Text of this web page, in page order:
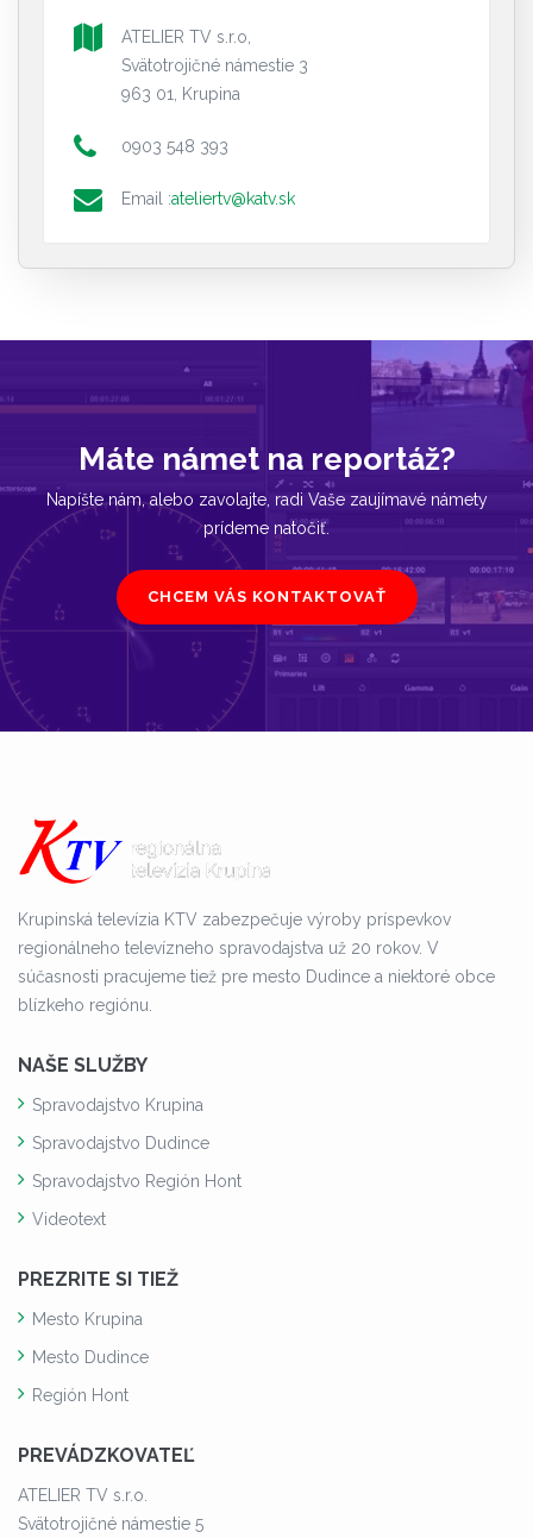
ATELIER TV s.r.o,
Svätotrojičné námestie 3
963 01, Krupina
0903 548 393
Email :ateliertv@katv.sk
Máte námet na reportáž?
Napíšte nám, alebo zavolajte, radi Vaše zaujímavé námety
prídeme natočiť.
CHCEM VÁS KONTAKTOVAŤ
Krupinská televízia KTV zabezpečuje výroby príspevkov
regionálneho televízneho spravodajstva už 20 rokov. V
súčasnosti pracujeme tiež pre mesto Dudince a niektoré obce
blízkeho regiónu.
NAŠE SLUŽBY
Spravodajstvo Krupina
Spravodajstvo Dudince
Spravodajstvo Región Hont
Videotext
PREZRITE SI TIEŽ
Mesto Krupina
Mesto Dudince
Región Hont
PREVÁDZKOVATEĽ
ATELIER TV s.r.o.
Svätotrojičné námestie 5